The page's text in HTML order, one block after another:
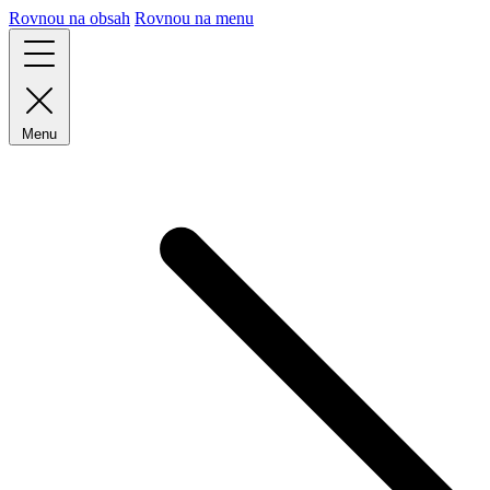
Rovnou na obsah Rovnou na menu
Menu